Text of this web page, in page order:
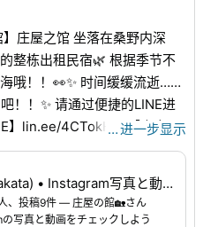
坐落在桑野内深
整栋出租民宿🌿 根据季节不
哦！！👀✨ 时间缓缓流逝……
捷的LINE进
...
…进一步显示
庄屋の館🏡(@shoya_no_yakata) • Instagram写真と動画
、投稿9件 ― 庄屋の館🏡さん
写真と動画をチェックしよう